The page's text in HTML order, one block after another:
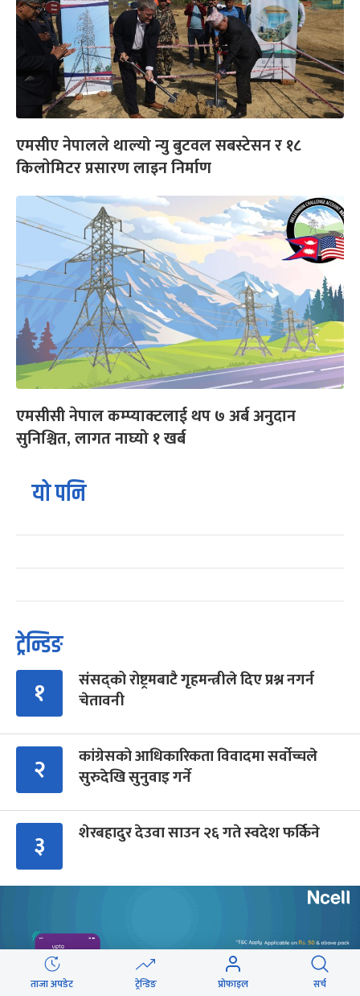
एमसीए नेपालले थाल्यो न्यु बुटवल सबस्टेसन र १८
किलाेमिटर प्रसारण लाइन निर्माण
एमसीसी नेपाल कम्प्याक्टलाई थप ७ अर्ब अनुदान
सुनिश्चित, लागत नाघ्यो १ खर्ब
यो पनि
ट्रेन्डिङ
१
संसद्को रोष्ट्रमबाटै गृहमन्त्रीले दिए प्रश्न नगर्न
चेतावनी
२
कांग्रेसको आधिकारिकता विवादमा सर्वोच्चले
सुरुदेखि सुनुवाइ गर्ने
३ शेरबहादुर देउवा साउन २६ गते स्वदेश फर्किने
४
‘भेलामा गएकै कारण जनप्रतिनिधिलाई कारबाही
हुँदैन’
एकवर्षे मुख्यमन्त्री बन्न एमालेको शक्ति संघर्ष
ताजा अपडेट ट्रेन्डिङ प्रोफाइल सर्च